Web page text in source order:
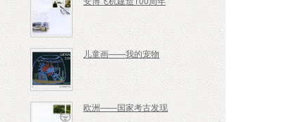
儿童画——我的宠物
欧洲——国家考古发现